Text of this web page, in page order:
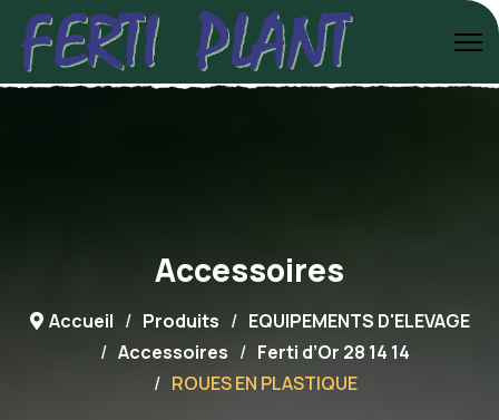
Accessoires
Accueil Produits
EQUIPEMENTS D'ELEVAGE
Accessoires
Ferti d’Or 28 14 14
ROUES EN PLASTIQUE